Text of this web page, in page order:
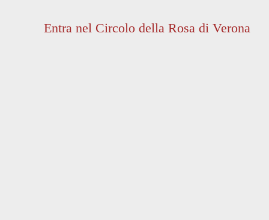
Entra nel Circolo della Rosa di Verona